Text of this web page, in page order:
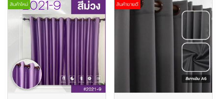
สินค้าใหม่ สินค้าขายดี